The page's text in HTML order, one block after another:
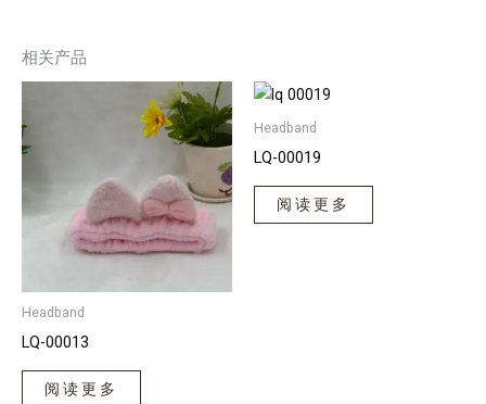
相关产品
Headband
LQ-00013
阅读更多
Headband
LQ-00019
阅读更多